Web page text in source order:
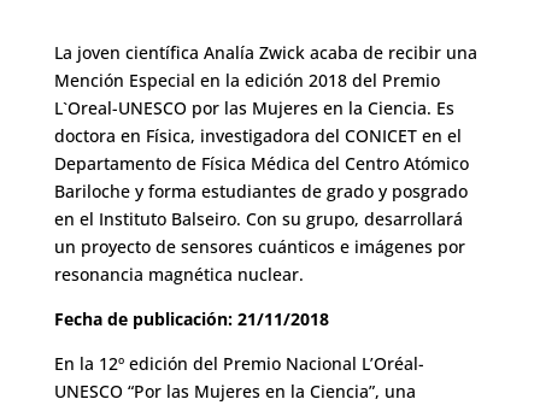
La joven científica Analía Zwick acaba de recibir una
Mención Especial en la edición 2018 del Premio
L`Oreal-UNESCO por las Mujeres en la Ciencia. Es
doctora en Física, investigadora del CONICET en el
Departamento de Física Médica del Centro Atómico
Bariloche y forma estudiantes de grado y posgrado
en el Instituto Balseiro. Con su grupo, desarrollará
un proyecto de sensores cuánticos e imágenes por
resonancia magnética nuclear.
Fecha de publicación: 21/11/2018
En la 12º edición del Premio Nacional L’Oréal-
UNESCO “Por las Mujeres en la Ciencia”, una